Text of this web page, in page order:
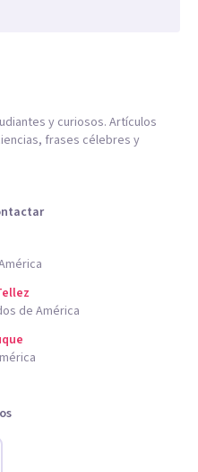
y curiosos. Artículos
frases célebres y
de América